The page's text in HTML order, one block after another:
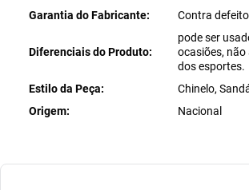
Garantia do Fabricante
Contra
Diferenciais do Produto
pode ser
ocasiões, não
dos esportes.
Estilo da Peça
Chinelo,
Origem
Nacional